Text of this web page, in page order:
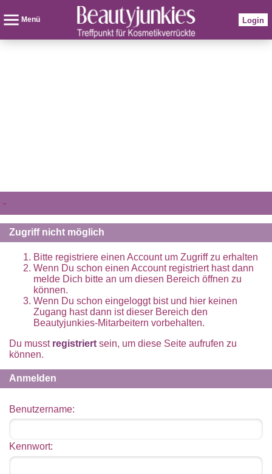
Menü Login
-
Zugriff nicht möglich
Bitte registriere einen Account um Zugriff zu erhalten
Wenn Du schon einen Account registriert hast dann
melde Dich bitte an um diesen Bereich öffnen zu
können.
Wenn Du schon eingeloggt bist und hier keinen
Zugang hast dann ist dieser Bereich den
Beautyjunkies-Mitarbeitern vorbehalten.
Du musst registriert sein, um diese Seite aufrufen zu
können.
Anmelden
Benutzername:
Kennwort: